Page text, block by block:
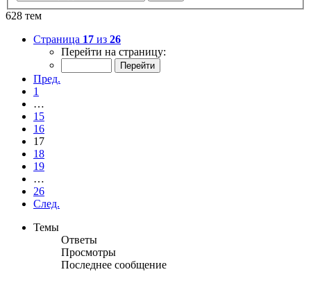
628 тем
Страница 17 из 26
Перейти на страницу:
Пред.
1
…
15
16
17
18
19
…
26
След.
Темы
Ответы
Просмотры
Последнее сообщение